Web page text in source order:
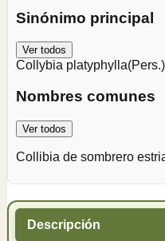
Sinónimo principal
Ver todos
Collybia platyphylla
Nombres comunes
Ver todos
Collibia de sombrero
Descripción